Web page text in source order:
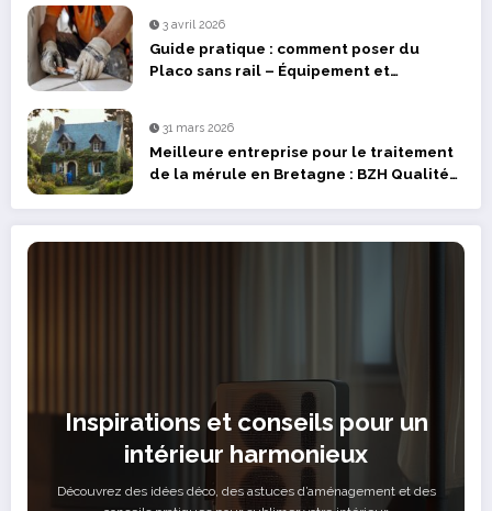
3 avril 2026
Guide pratique : comment poser du
Placo sans rail – Équipement et
31 mars 2026
Meilleure entreprise pour le traitement
de la mérule en Bretagne : BZH Qualité
Inspirations et conseils pour un
intérieur harmonieux
Découvrez des idées déco, des astuces d’aménagement et des